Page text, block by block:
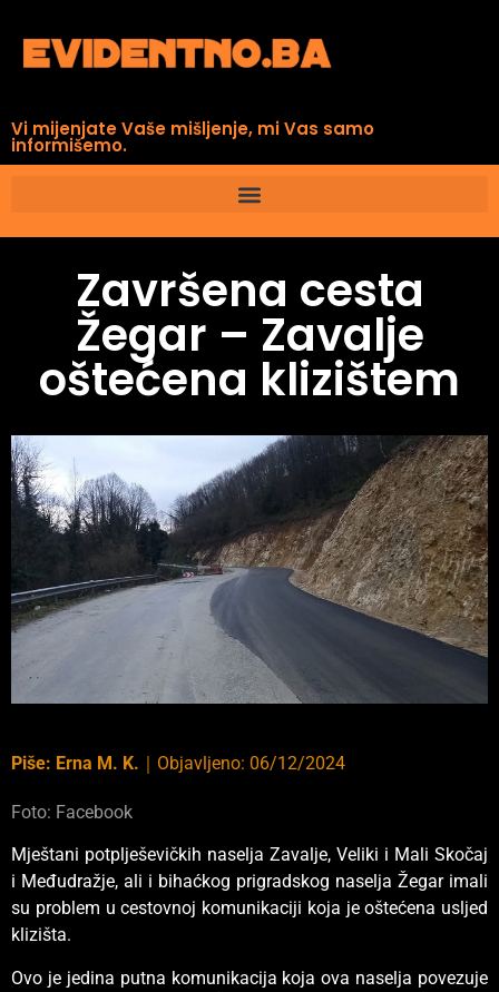
Vi mijenjate Vaše mišljenje, mi Vas samo
informišemo.
Završena cesta
Žegar – Zavalje
oštećena klizištem
Piše: Erna M. K. ｜ Objavljeno: 06/12/2024
Foto: Facebook
Mještani potplješevičkih naselja Zavalje, Veliki i Mali Skočaj
i Međudražje, ali i bihaćkog prigradskog naselja Žegar imali
su problem u cestovnoj komunikaciji koja je oštećena usljed
klizišta.
Ovo je jedina putna komunikacija koja ova naselja povezuje